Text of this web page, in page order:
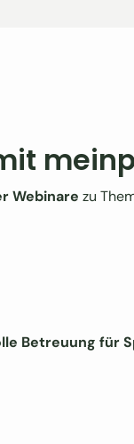
Webinare zu
Betreuung für